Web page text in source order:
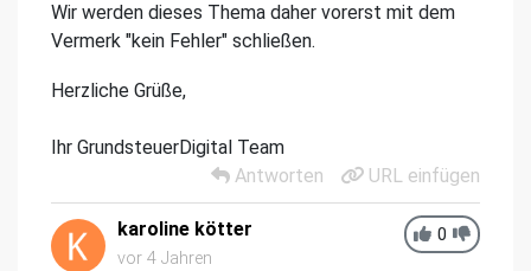
Wir werden dieses Thema daher vorerst mit dem
Vermerk "kein Fehler" schließen.
Herzliche Grüße,
Ihr GrundsteuerDigital Team
Antworten
URL einfügen
0
karoline kötter
vor 4 Jahren